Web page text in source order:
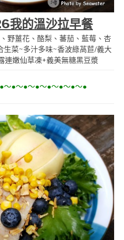
我的溫沙拉早餐
、野薑花、酪梨、蕃茄、藍莓、杏
生菜~多汁多味~香波綠萵苣/義大
連嫩仙草凍+義美無糖黑豆漿
～●～●～●～●～●～●～●